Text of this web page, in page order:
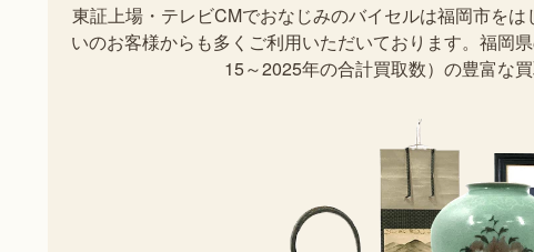
東証上場・テレビCMでおなじみのバイセルは福岡市を
いのお客様からも多くご利用いただいております。福岡
15～2025年の合計買取数）の豊富な